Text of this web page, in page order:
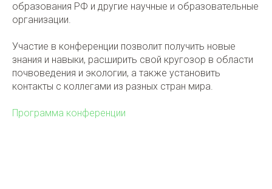
образования РФ и другие научные и образовательные
организации.
Участие в конференции позволит получить новые
знания и навыки, расширить свой кругозор в области
почвоведения и экологии, а также установить
контакты с коллегами из разных стран мира.
Программа конференции